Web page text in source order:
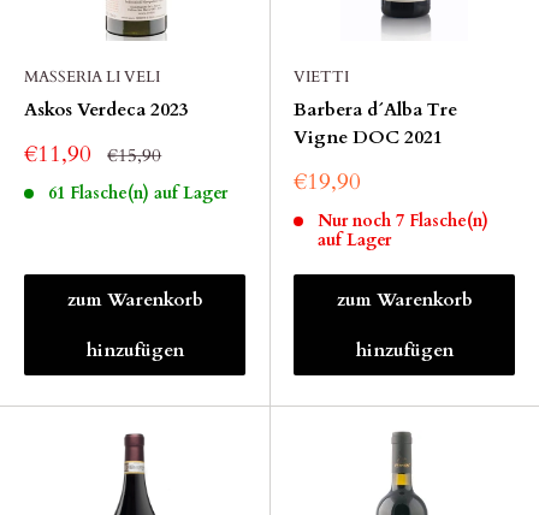
MASSERIA LI VELI
Askos Verdeca 2023
€11,90 €15,90
61 Flasche(n) auf Lager
zum Warenkorb
hinzufügen
VIETTI
Barbera d´Alba Tre
Vigne DOC 2021
€19,90
Nur noch 7 Flasche(n)
auf Lager
zum Warenkorb
hinzufügen